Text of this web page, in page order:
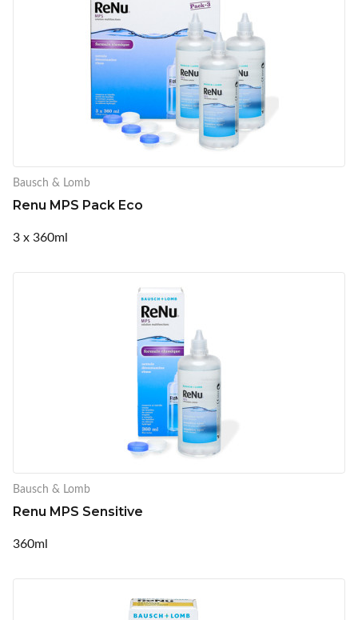
Bausch & Lomb
Renu MPS Pack Eco
3 x 360ml
Bausch & Lomb
Renu MPS Sensitive
360ml